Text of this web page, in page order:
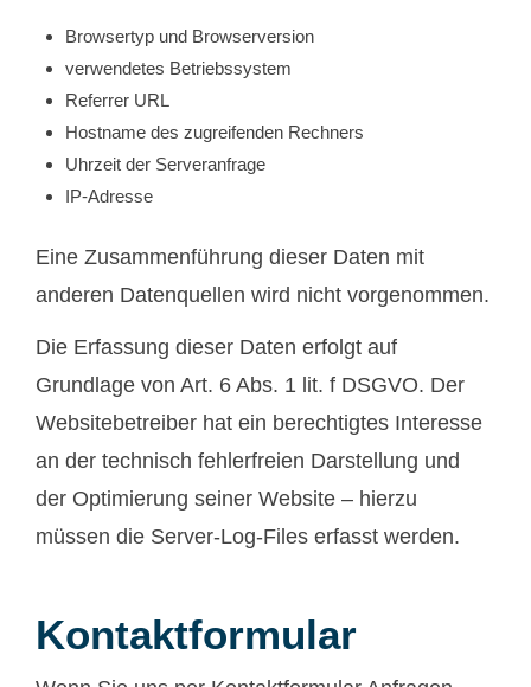
Browsertyp und Browserversion
verwendetes Betriebssystem
Referrer URL
Hostname des zugreifenden Rechners
Uhrzeit der Serveranfrage
IP-Adresse
Eine Zusammenführung dieser Daten mit
anderen Datenquellen wird nicht vorgenommen.
Die Erfassung dieser Daten erfolgt auf
Grundlage von Art. 6 Abs. 1 lit. f DSGVO. Der
Websitebetreiber hat ein berechtigtes Interesse
an der technisch fehlerfreien Darstellung und
der Optimierung seiner Website – hierzu
müssen die Server-Log-Files erfasst werden.
Kontaktformular